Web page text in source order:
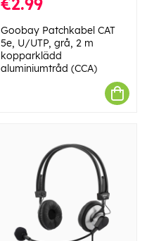
€2.99
Goobay Patchkabel CAT
5e, U/UTP, grå, 2 m
kopparklädd
aluminiumtråd (CCA)